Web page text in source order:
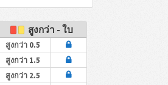
สูงกว่า - ใบ
สูงกว่า 0.5
สูงกว่า 1.5
สูงกว่า 2.5